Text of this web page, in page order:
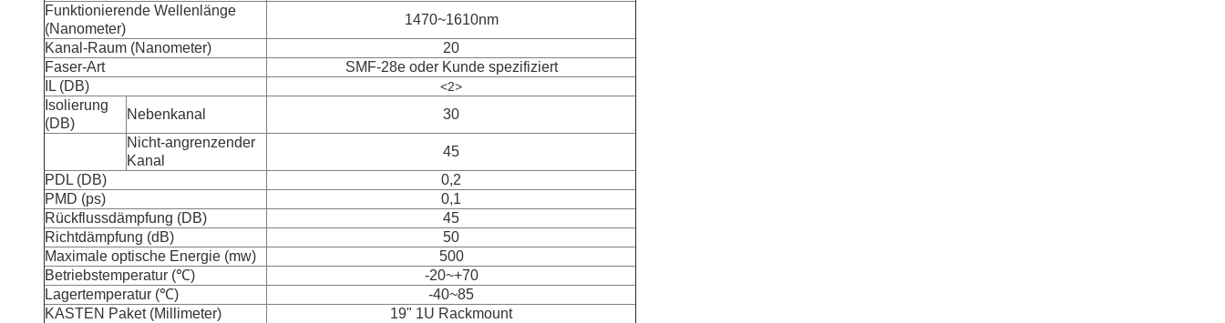
Funktionierende Wellenlänge
(Nanometer)
1470~1610nm
Kanal-Raum (Nanometer)
20
Faser-Art
SMF-28e oder Kunde spezifiziert
IL (DB)
<2>
Isolierung
(DB)
Nebenkanal
30
Nicht-angrenzender
Kanal
45
PDL (DB)
0,2
PMD (ps)
0,1
Rückflussdämpfung (DB)
45
Richtdämpfung (dB)
50
Maximale optische Energie (mw)
500
Betriebstemperatur (℃)
-20~+70
Lagertemperatur (℃)
-40~85
KASTEN Paket (Millimeter)
19" 1U Rackmount